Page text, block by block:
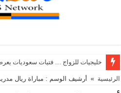
خليجيات للزواج … فتيات سعوديات
الرئيسية » أرشيف الوسم : مباراة ريال